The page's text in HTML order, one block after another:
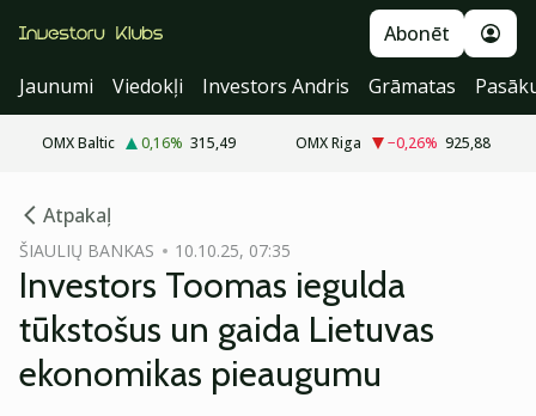
Abonēt
Jaunumi
Viedokļi Investors Andris Grāmatas
OMX Baltic 0,16% 315,49 OMX Riga −0,26% 925,88
Atpakaļ
ŠIAULIŲ BANKAS 10.10.25, 07:35
Investors Toomas iegulda
tūkstošus un gaida Lietuvas
ekonomikas pieaugumu